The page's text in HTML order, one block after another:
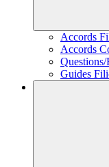
Accords
Accords
Guides